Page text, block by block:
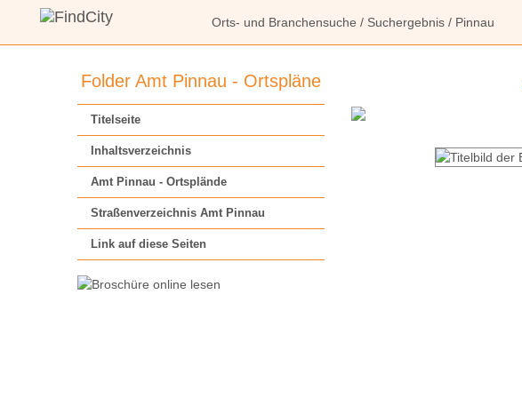
Orts- und Branchensuche / Suchergebnis / Pinnau
Folder Amt Pinnau - Ortspläne
Titelseite
Inhaltsverzeichnis
Amt Pinnau - Ortsplände
Straßenverzeichnis Amt Pinnau
Link auf diese Seiten